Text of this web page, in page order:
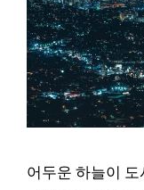
어두운 하늘이